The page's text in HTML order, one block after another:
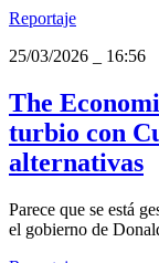
Reportaje
25/03/2026
16:56
The
turbio con
alternativas
Parece que se está
el gobierno de